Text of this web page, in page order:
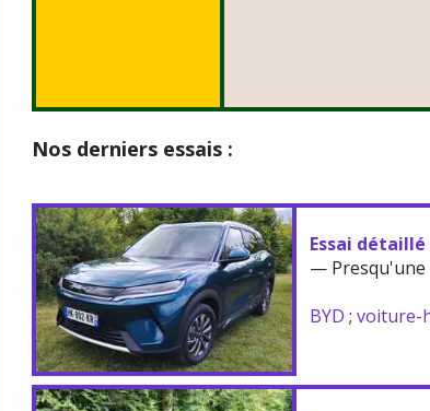
Nos derniers essais :
Essai détaillé
— Presqu'une
BYD ;voiture-